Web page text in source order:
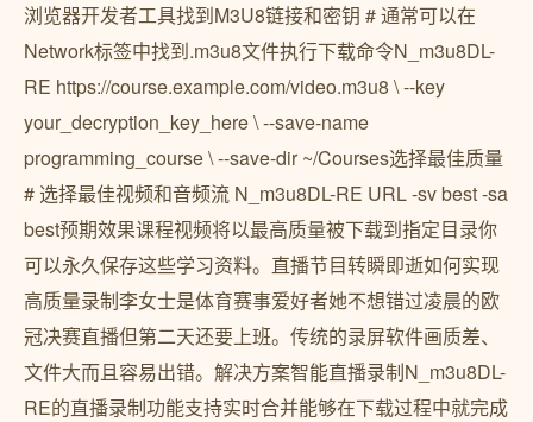
浏览器开发者工具找到M3U8链接和密钥 # 通常可以在
Network标签中找到.m3u8文件执行下载命令N_m3u8DL-
RE https://course.example.com/video.m3u8 \ --key
your_decryption_key_here \ --save-name
programming_course \ --save-dir ~/Courses选择最佳质量
# 选择最佳视频和音频流 N_m3u8DL-RE URL -sv best -sa
best预期效果课程视频将以最高质量被下载到指定目录你
可以永久保存这些学习资料。直播节目转瞬即逝如何实现
高质量录制李女士是体育赛事爱好者她不想错过凌晨的欧
冠决赛直播但第二天还要上班。传统的录屏软件画质差、
文件大而且容易出错。解决方案智能直播录制N_m3u8DL-
RE的直播录制功能支持实时合并能够在下载过程中就完成